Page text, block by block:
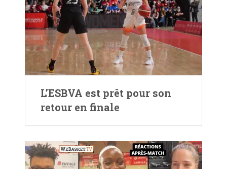
L’ESBVA est prêt pour son
retour en finale